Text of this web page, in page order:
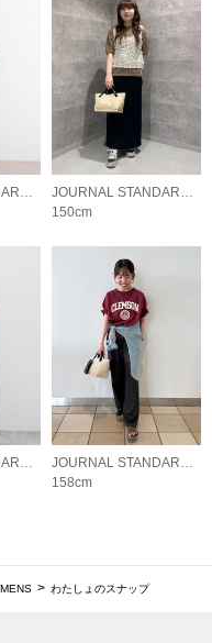
JOURNAL STANDARD relume LADYS
JOURNAL STANDARD relume LADYS
150cm
JOURNAL STANDARD relume LADYS
JOURNAL STANDARD relume LADYS
158cm
わたしょのスナップ